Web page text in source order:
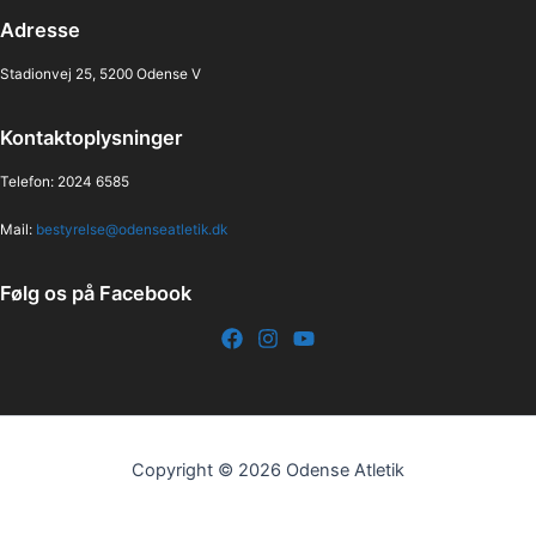
Adresse
Stadionvej 25, 5200 Odense V
Kontaktoplysninger
Telefon: 2024 6585
Mail: bestyrelse@odenseatletik.dk
Følg os på Facebook
Copyright © 2026 Odense Atletik